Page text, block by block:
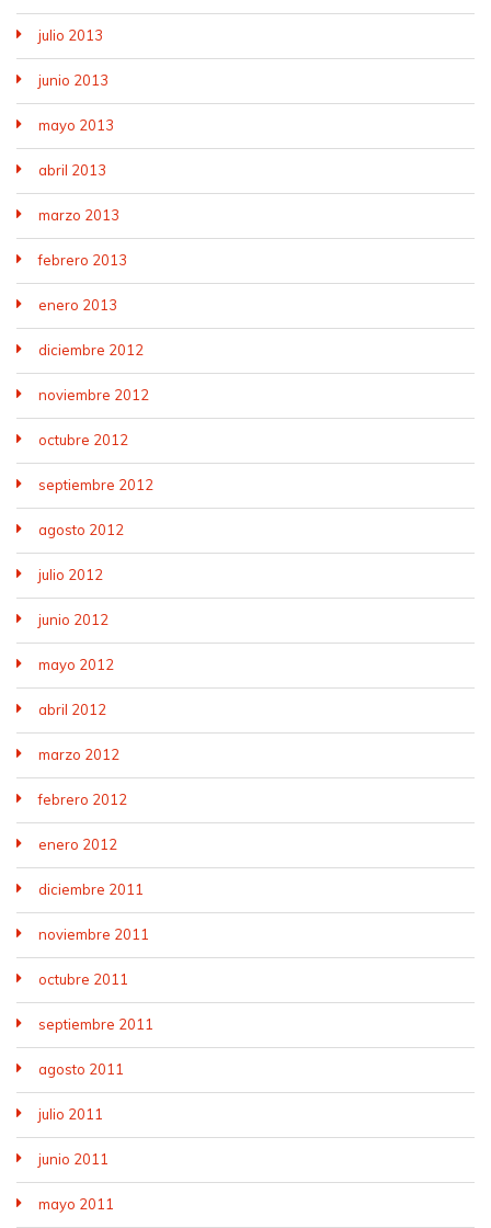
julio 2013
junio 2013
mayo 2013
abril 2013
marzo 2013
febrero 2013
enero 2013
diciembre 2012
noviembre 2012
octubre 2012
septiembre 2012
agosto 2012
julio 2012
junio 2012
mayo 2012
abril 2012
marzo 2012
febrero 2012
enero 2012
diciembre 2011
noviembre 2011
octubre 2011
septiembre 2011
agosto 2011
julio 2011
junio 2011
mayo 2011